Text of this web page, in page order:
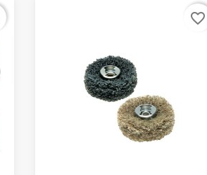
favorite_border